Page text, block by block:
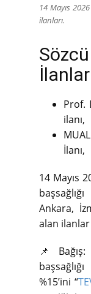
14 Mayıs
ilanları.
Prof.
ilanı,
İlanı,
14 Mayıs
Ankara,
alan ilanlar
📌
%15’ini “